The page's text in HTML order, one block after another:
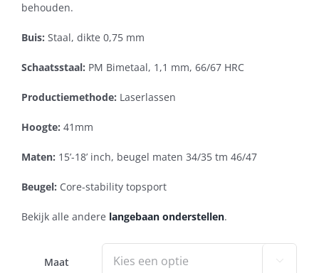
behouden.
Buis: Staal, dikte 0,75 mm
Schaatsstaal: PM Bimetaal, 1,1 mm, 66/67 HRC
Productiemethode: Laserlassen
Hoogte: 41mm
Maten: 15’-18’ inch, beugel maten 34/35 tm 46/47
Beugel: Core-stability topsport
Bekijk alle andere langebaan onderstellen.
Maat 